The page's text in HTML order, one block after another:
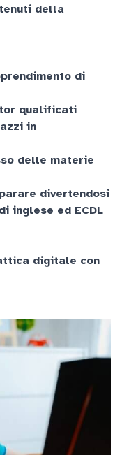
della
di
qualificati
in
delle materie
divertendosi
inglese ed ECDL
digitale con